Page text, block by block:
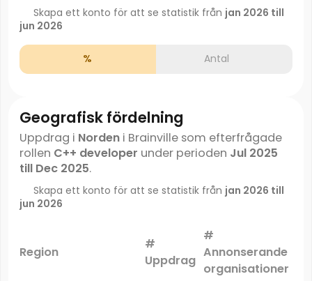
Skapa ett konto för att se statistik från jan 2026 till
jun 2026
% Antal
Geografisk fördelning
Uppdrag i Nordeni Brainville som efterfrågade
rollen C++ developer under perioden Jul 2025
till Dec 2025.
Skapa ett konto för att se statistik från jan 2026 till
jun 2026
Region
#
Uppdrag
#
Annonserande
organisationer